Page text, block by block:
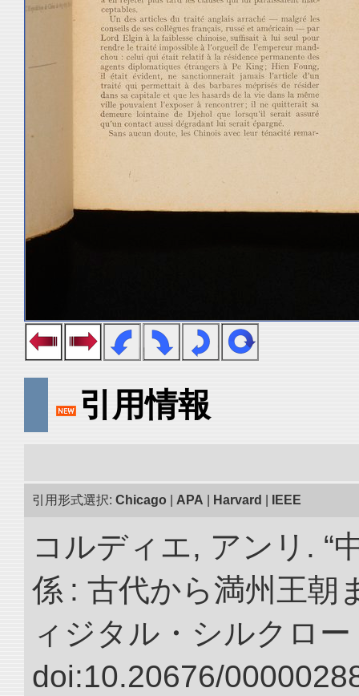
引用情報
引用形式選択: Chicago APA Harvard IEEE
コルディエ, アンリ. “
係 : 古代から満州王朝
ィジタル・シルクロ
doi:10.20676/